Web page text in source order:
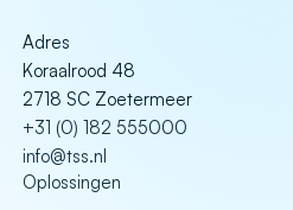
Adres
Koraalrood 48
2718 SC Zoetermeer
+31 (0) 182 555000
info@tss.nl
Oplossingen